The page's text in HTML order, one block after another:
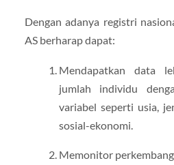
Dengan adanya registri
AS berharap dapat:
Mendapatkan data
jumlah individu
variabel seperti usia,
sosial-ekonomi.
Memonitor